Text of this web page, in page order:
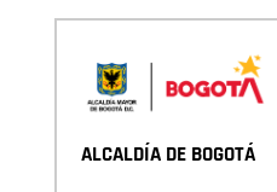
ALCALDÍA DE BOGOTÁ